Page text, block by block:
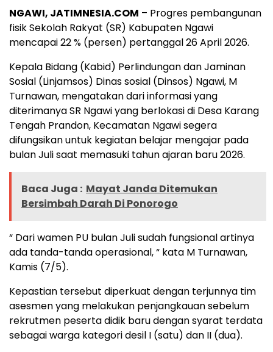
NGAWI, JATIMNESIA.COM – Progres pembangunan
fisik Sekolah Rakyat (SR) Kabupaten Ngawi
mencapai 22 % (persen) pertanggal 26 April 2026.
Kepala Bidang (Kabid) Perlindungan dan Jaminan
Sosial (Linjamsos) Dinas sosial (Dinsos) Ngawi, M
Turnawan, mengatakan dari informasi yang
diterimanya SR Ngawi yang berlokasi di Desa Karang
Tengah Prandon, Kecamatan Ngawi segera
difungsikan untuk kegiatan belajar mengajar pada
bulan Juli saat memasuki tahun ajaran baru 2026.
Baca Juga : Mayat Janda Ditemukan
Bersimbah Darah Di Ponorogo
“ Dari wamen PU bulan Juli sudah fungsional artinya
ada tanda-tanda operasional, “ kata M Turnawan,
Kamis (7/5).
Kepastian tersebut diperkuat dengan terjunnya tim
asesmen yang melakukan penjangkauan sebelum
rekrutmen peserta didik baru dengan syarat terdata
sebagai warga kategori desil I (satu) dan II (dua).